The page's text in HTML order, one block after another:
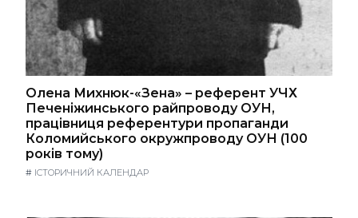
Олена Михнюк-«Зена» – референт УЧХ
Печеніжинського райпроводу ОУН,
працівниця референтури пропаганди
Коломийського окружпроводу ОУН (100
років тому)
# ІСТОРИЧНИЙ КАЛЕНДАР